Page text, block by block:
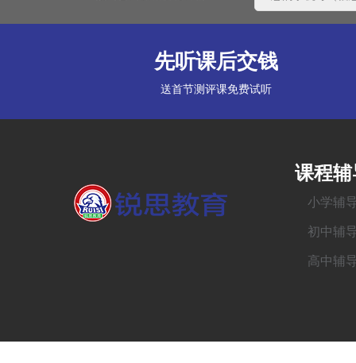
先听课后交钱
送首节测评课免费试听
课程辅
小学辅
初中辅
高中辅